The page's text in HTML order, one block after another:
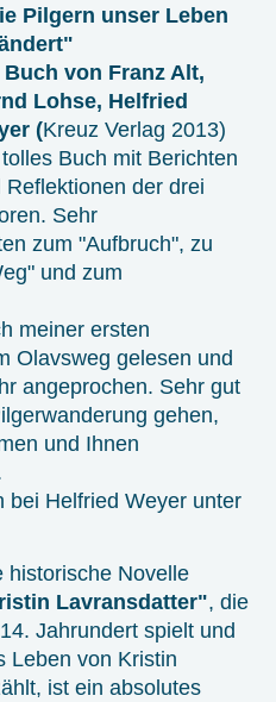
Pilgern unser Leben
Buch von Franz Alt,
Lohse, Helfried
(Kreuz Verlag 2013)
Buch mit Berichten
Reflektionen der drei
Sehr
zum "Aufbruch", zu
und zum
meiner ersten
Olavsweg gelesen und
angeprochen. Sehr gut
gehen,
und Ihnen
bei Helfried Weyer unter
historische Novelle
Lavransdatter", die
Jahrundert spielt und
Leben von Kristin
ist ein absolutes